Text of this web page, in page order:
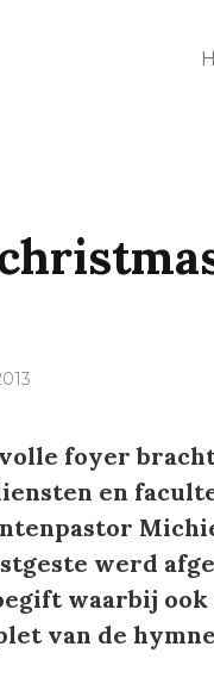
volle foyer
en
werd
waarbij ook
van de